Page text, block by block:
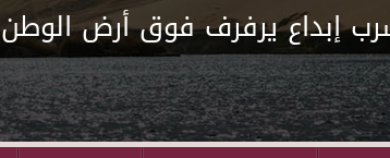
إبداع يرفرف فوق أرض الوطن